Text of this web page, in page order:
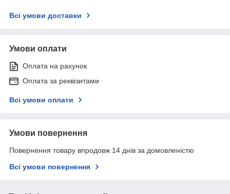
Всі умови доставки
Умови оплати
Оплата на рахунок
Оплата за реквізитами
Всі умови оплати
Умови повернення
Повернення товару впродовж 14 днів за домовленістю
Всі умови повернення